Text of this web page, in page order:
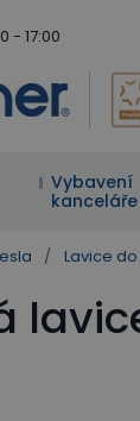
- 17:00
Vybavení
kanceláře
/ Lavice